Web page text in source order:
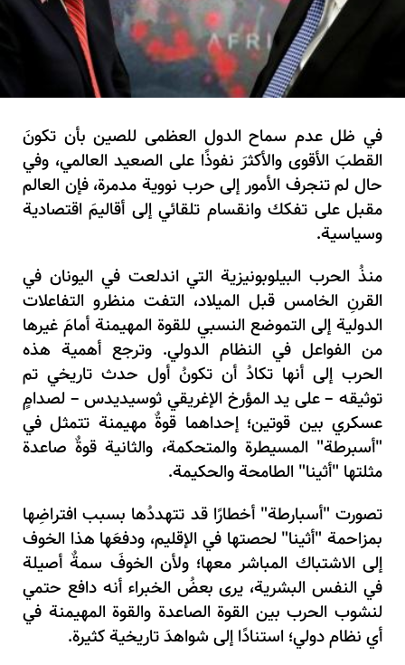
في ظل عدم سماح الدول العظمى للصين بأن تكونَ
القطبَ الأقوى والأكثرَ نفوذًا على الصعيد العالمي، وفي
حال لم تنجرف الأمور إلى حرب نووية مدمرة، فإن العالم
مقبل على تفكك وانقسام تلقائي إلى أقاليمَ اقتصادية
وسياسية.
منذُ الحرب البيلوبونيزية التي اندلعت في اليونان في
القرنِ الخامس قبل الميلاد، التفت منظرو التفاعلات
الدولية إلى التموضع النسبي للقوة المهيمنة أمامَ غيرها
من الفواعل في النظام الدولي. وترجع أهمية هذه
الحرب إلى أنها تكادُ أن تكونُ أول حدث تاريخي تم
توثيقه – على يد المؤرخ الإغريقي ثوسيديدس – لصدامٍ
عسكري بين قوتين؛ إحداهما قوةٌ مهيمنة تتمثل في
"أسبرطة" المسيطرة والمتحكمة، والثانية قوةٌ صاعدة
مثلتها "أثينا" الطامحة والحكيمة.
تصورت "أسبارطة" أخطارًا قد تتهددُها بسبب افتراضِها
بمزاحمة "أثينا" لحصتها في الإقليم، ودفعَها هذا الخوف
إلى الاشتباك المباشر معها؛ ولأن الخوفَ سمةٌ أصيلة
في النفس البشرية، يرى بعضُ الخبراء أنه دافع حتمي
لنشوب الحرب بين القوة الصاعدة والقوة المهيمنة في
أي نظام دولي؛ استنادًا إلى شواهدَ تاريخية كثيرة.